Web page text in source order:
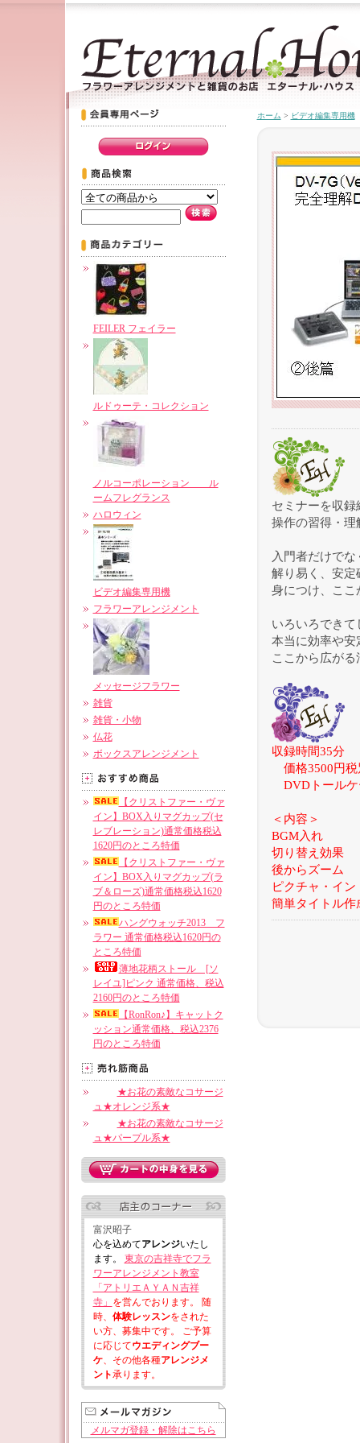
FEILER フェイラー
ルドゥーテ・コレクション
ノルコーポレーション ル
ームフレグランス
ハロウィン
ビデオ編集専用機
フラワーアレンジメント
メッセージフラワー
雑貨
雑貨・小物
仏花
ボックスアレンジメント
【クリストファー・ヴァ
イン】BOX入りマグカップ(セ
レブレーション)通常価格税込
1620円のところ特価
【クリストファー・ヴァ
イン】BOX入りマグカップ(ラ
ブ＆ローズ)通常価格税込1620
円のところ特価
ハングウォッチ2013 フ
ラワー 通常価格税込1620円の
ところ特価
薄地花柄ストール [ソ
レイユ]ピンク 通常価格、税込
2160円のところ特価
【RonRon♪】キャットク
ッション通常価格、税込2376
円のところ特価
★お花の素敵なコサージ
ュ★オレンジ系★
★お花の素敵なコサージ
ュ★パープル系★
富沢昭子
心を込めてアレンジいたし
ます。
東京の吉祥寺でフラ
ワーアレンジメント教室
「アトリエＡＹＡＮ吉祥
寺」 を営んでおります。 随
時、 体験レッスンをされた
い方、募集中です。 ご予算
に応じてウエディングブー
ケ、その他各種アレンジメ
ント承ります。
メルマガ登録・解除はこちら
ホーム > ビデオ編集専用機
セミナーを収
操作の習得・理
入門者だけで
解り易く、安定
身につけ、ここ
いろいろでき
本当に効率や安
ここから広が
収録時間35分
価格3500円税
DVDトールケ
＜内容＞
BGM入れ
切り替え効果
後からズーム
ピクチャ・イン
簡単タイトル作